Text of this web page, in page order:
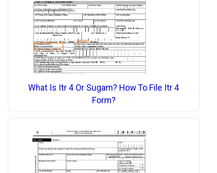
What Is Itr 4 Or Sugam? How To File Itr 4
Form?